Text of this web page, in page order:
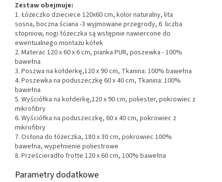
Zestaw obejmuje:
1. Łóżeczko dzieciece 120x60 cm, kolor naturalny, lita
sosna, boczna ściana -3 wyjmowane przegrody, 6 liczba
stopniow, nogi łóżeczka są wstępnie nawiercone do
ewentualnego montażu kółek
2. Materac 120 x 60 x 6 cm, pianka PUR, poszewka - 100%
bawełna
3. Poszwa na kołderkę,120 x 90 cm, Tkanina: 100% bawełna
4. Poszewka na poduszeczkę 60 x 40 cm, Tkanina: 100%
bawełna
5. Wyściółka na kołderkę,120 x 90 cm, poliester, pokrowiec z
mikrofibry
6. Wyściółka na poduszeczkę, 60 x 40 cm, pokrowiec z
mikrofibry
7. Osłona do łóżeczka, 180 x 30 cm, pokrowiec 100%
bawełna, wypełnienie poliestrowe
8. Prześcieradło frotte 120 x 60 cm, 100% bawełna
Parametry dodatkowe